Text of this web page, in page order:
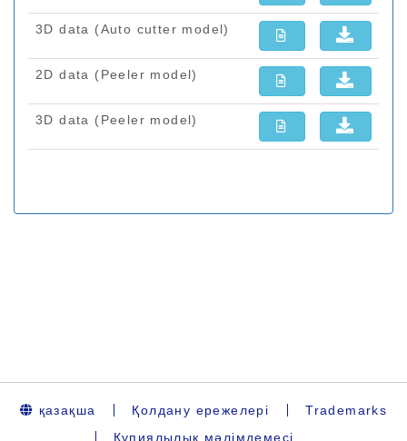
қазақша Қолдану ережелері
Trademarks
Құпиялылық мәлімдемесі